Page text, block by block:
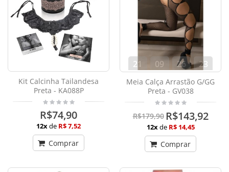
Kit Calcinha Tailandesa
Preta - KA088P
R$74,90
12xde R$ 7,52
Comprar
21
dias
09
hora
26
min
22
seg
Meia Calça Arrastão G/GG
Preta - GV038
R$179,90 R$143,92
12xde R$ 14,45
Comprar